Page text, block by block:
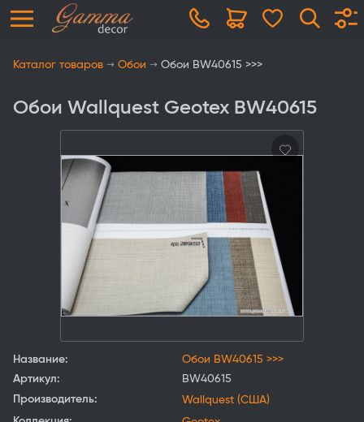
Каталог товаров Обои Обои BW40615 >>>
Обои Wallquest Geotex BW40615
Название:
Обои BW40615 >>>
Артикул:
BW40615
Производитель:
Wallquest (США)